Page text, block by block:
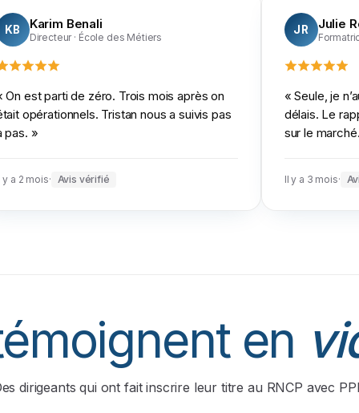
KB Karim Benali
Directeur· École des Métiers
On est parti de zéro. Trois mois après on
opérationnels. Tristan nous a suivis pas
pas. »
y a 2 mois· Avis vérifié
JR Julie
«Seule, je
délais. Le
sur le marché.
Il y a 3 mois·
en
dirigeants qui ont fait inscrire leur titre au RNCP avec